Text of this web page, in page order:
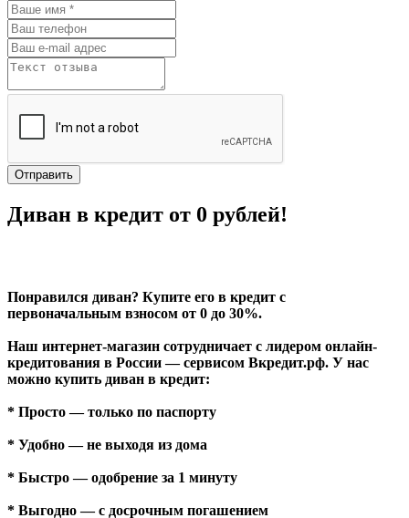
Отправить
Диван в кредит от 0 рублей!
Понравился диван? Купите его в кредит с
первоначальным взносом от 0 до 30%.
Наш интернет-магазин сотрудничает с лидером онлайн-
кредитования в России — сервисом Вкредит.рф. У нас
можно купить диван в кредит:
* Просто — только по паспорту
* Удобно — не выходя из дома
* Быстро — одобрение за 1 минуту
* Выгодно — с досрочным погашением